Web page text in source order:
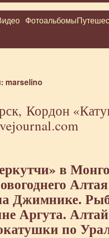
Фотоальбомы
marselino
Кордон
в
Джимнике.
Аргута.
по